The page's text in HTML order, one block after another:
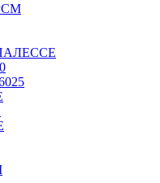
ПАЛЕССЕ